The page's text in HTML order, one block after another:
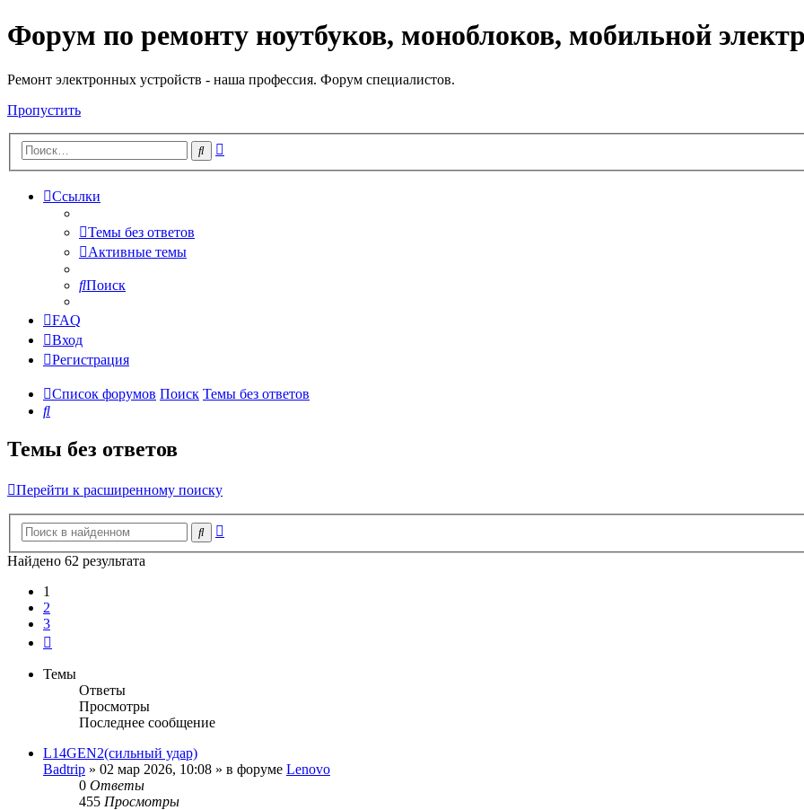
Регистрация
Форум по ремонту ноутбуков, моноблоков, мобильной
Ремонт электронных устройств - наша профессия. Форум специалистов.
Пропустить
Поиск
Ссылки
Темы без ответов
Активные темы
Поиск
FAQ
Вход
Регистрация
Список форумов Поиск Темы без ответов
Поиск
Темы без ответов
Перейти к расширенному поиску
Поиск
Найдено 62 результата
1
2
3
Темы
Ответы
Просмотры
Последнее сообщение
L14GEN2(сильный удар)
Badtrip » 02 мар 2026, 10:08 » в форуме Lenovo
0 Ответы
455 Просмотры